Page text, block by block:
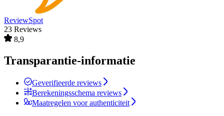
ReviewSpot
23 Reviews
8,9
Transparantie-informatie
Geverifieerde reviews
Berekeningsschema reviews
Maatregelen voor authenticiteit